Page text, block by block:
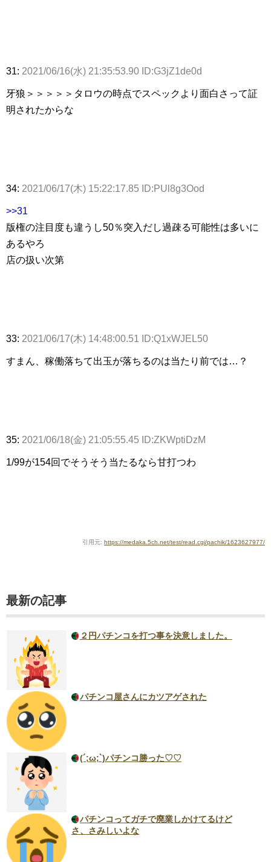
31: 2021/06/16(水) 21:35:53.90 ID:G3jZ1de0d
牙狼＞＞＞＞＞タロウの時点でスペックより面白さって証
明されたからな
34: 2021/06/17(木) 15:22:17.85 ID:PUl8g3Ood
>>31
版権の注目度も違うし50％突入だし過疎る可能性は多いに
あるやろ
店の扱い次第
33: 2021/06/17(木) 14:48:00.51 ID:Q1xWJEL50
すまん、稼働落ちて出玉が落ちるのは当たり前では…？
35: 2021/06/18(金) 21:05:55.45 ID:ZKWptiDzM
1/99が154回でそうそう当たるなら甘打つわ
引用元: https://medaka.5ch.net/test/read.cgi/pachik/1623627977/
最新の記事
２円パチンコを打つ事を決意しました。
パチンコ屋さんにカツアゲされた
(´;ω;`)パチンコ勝った♡♡
パチンコってガチで廃業しかけてるけど
さ、さみしいよな